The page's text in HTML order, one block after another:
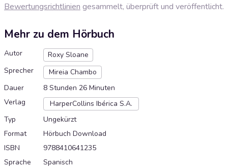
Bewertungsrichtlinien gesammelt, überprüft und veröffentlicht.
Mehr zu dem Hörbuch
Autor
Roxy Sloane
Sprecher
Mireia Chambo
Dauer
8 Stunden 26 Minuten
Verlag
HarperCollins Ibérica S.A.
Typ
Ungekürzt
Format
Hörbuch Download
ISBN
9788410641235
Sprache
Spanisch